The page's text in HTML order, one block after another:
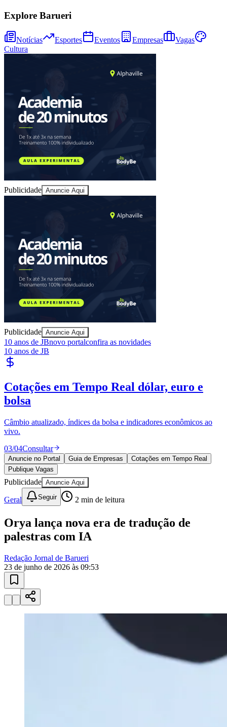
Vitória
Sport
Explore Barueri
Notícias Esportes Eventos Empresas
Vagas
Cultura
Publicidade Anuncie Aqui
Publicidade Anuncie Aqui
10 anos de JBnovo portalconfira as novidades
10 anos de JB
Cotações em Tempo Real dólar, euro e
bolsa
Câmbio atualizado, índices da bolsa e indicadores econômicos ao
vivo.
03/04Consultar
Anuncie no Portal Guia de Empresas
Cotações em Tempo Real
Publique Vagas
Publicidade Anuncie Aqui
Geral Seguir 2 min de leitura
Orya lança nova era de tradução de
palestras com IA
Redação Jornal de Barueri
23 de junho de 2026 às 09:53